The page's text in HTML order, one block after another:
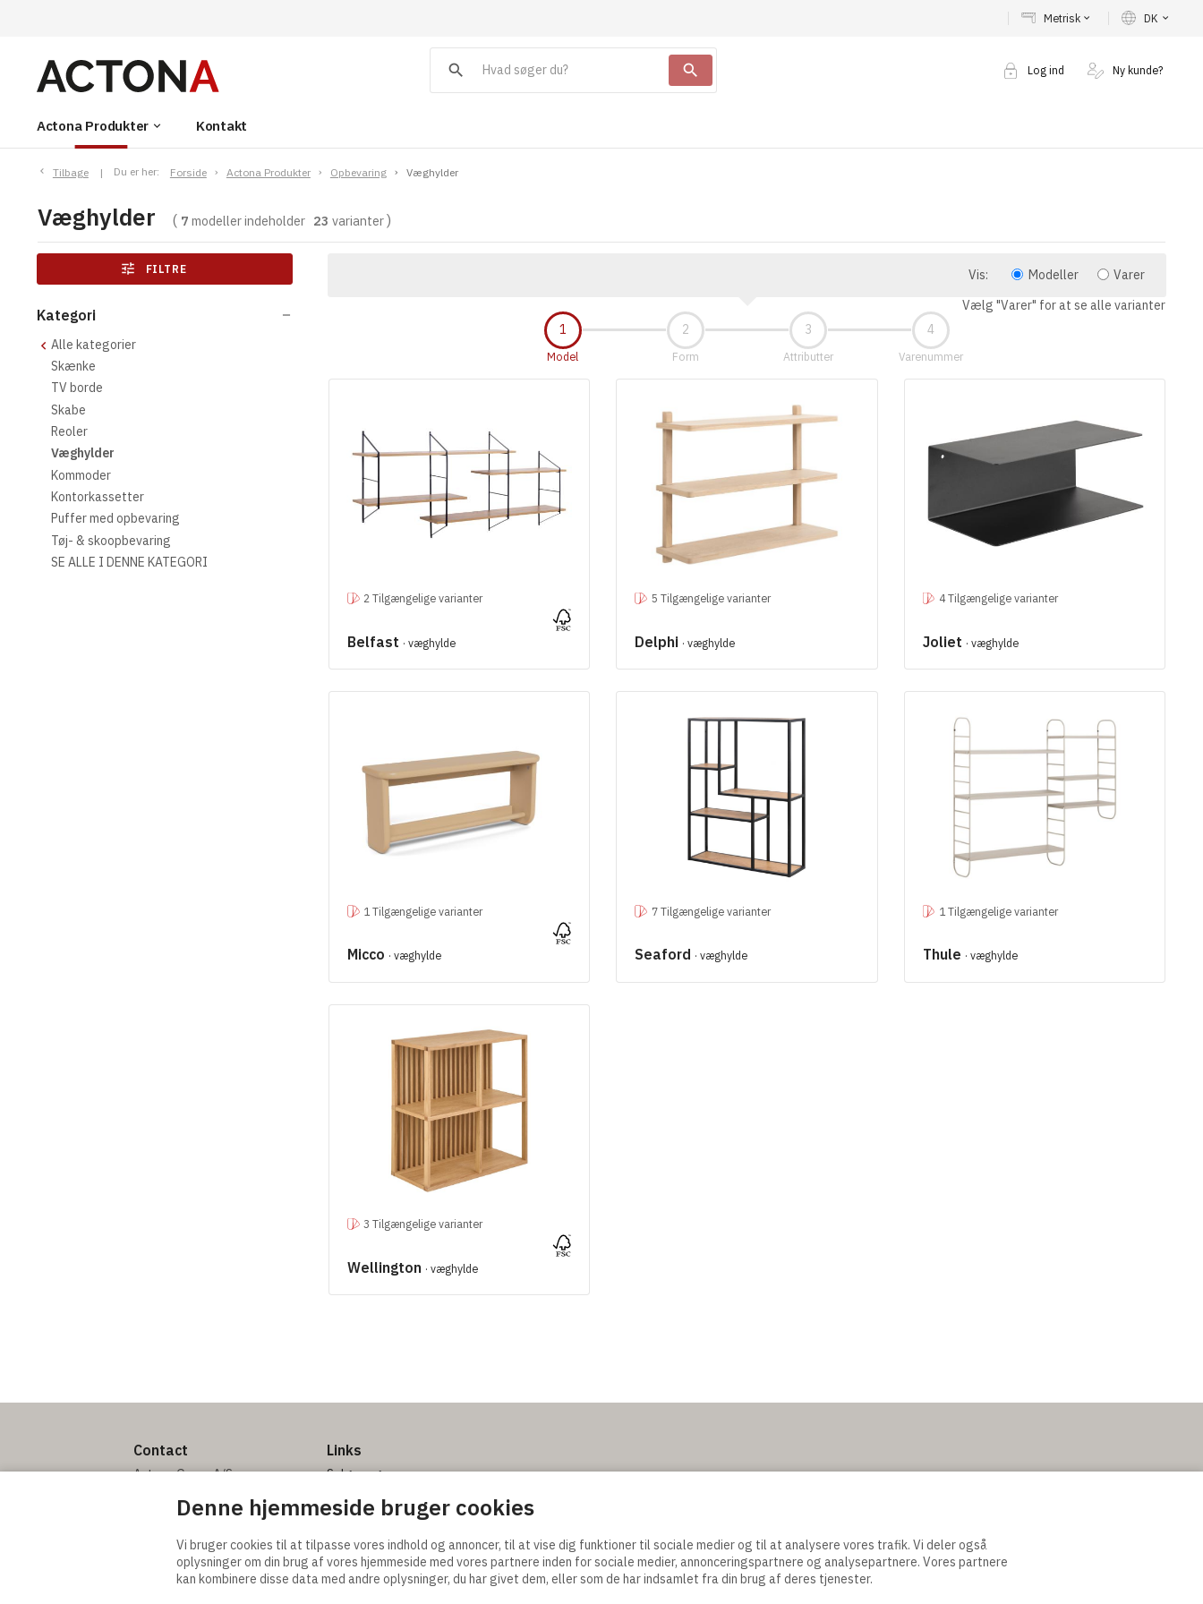
Denne hjemmeside bruger cookies
Vi bruger cookies til at tilpasse vores indhold og annoncer, til at vise dig funktioner til sociale medier og til at analysere vores trafik. Vi deler også
oplysninger om din brug af vores hjemmeside med vores partnere inden for sociale medier, annonceringspartnere og analysepartnere. Vores partnere
kan kombinere disse data med andre oplysninger, du har givet dem, eller som de har indsamlet fra din brug af deres tjenester.
Actona Produkter keyboard_arrow_down Kontakt
Log ind Ny kunde?
search search
Metrisk keyboard_arrow_down DK keyboard_arrow_down
Tilbage Du er her: Forside Actona Produkter Opbevaring Væghylder
Væghylder 7 modeller indeholder 23 varianter
tune FILTRE
Kategori remove
Alle kategorier
Skænke
TV borde
Skabe
Reoler
Væghylder
Kommoder
Kontorkassetter
Puffer med opbevaring
Tøj- & skoopbevaring
SE ALLE I DENNE KATEGORI
Vis: Modeller
Varer
Vælg "Varer" for at se alle varianter
Model Form Attributter Varenummer
2 Tilgængelige varianter
Belfast · væghylde
5 Tilgængelige varianter
Delphi · væghylde
4 Tilgængelige varianter
Joliet · væghylde
1 Tilgængelige varianter
Micco · væghylde
7 Tilgængelige varianter
Seaford · væghylde
1 Tilgængelige varianter
Thule · væghylde
3 Tilgængelige varianter
Wellington · væghylde
Contact
Actona Group A/S
7500 Holstebro
tel. +45 9613 5111
info@actonagroup.com
Links
Salgs- og
Generelle vilkår og
Privatlivspolitik
Cookie indstilling